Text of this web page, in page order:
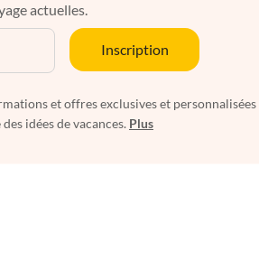
actuelles.
Inscription
et offres exclusives et personnalisées
idées de vacances. Plus